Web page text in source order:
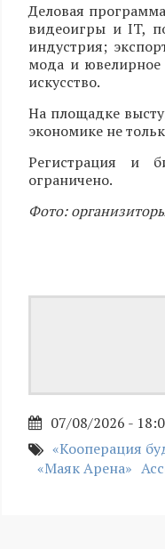
Деловая
видеоигры и IT,
индустрия;
мода и ювелирное
искусство.
На площадке
экономике не
Регистрация и
ограничено.
Фото:
07/08/2026 -
«Кооперация
«Маяк Арена»